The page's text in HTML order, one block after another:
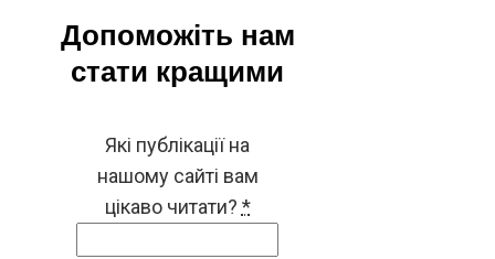
Допоможіть нам
стати кращими
Які публікації на
нашому сайті вам
цікаво читати? *